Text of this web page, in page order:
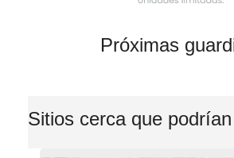
Próximas
Sitios cerca que